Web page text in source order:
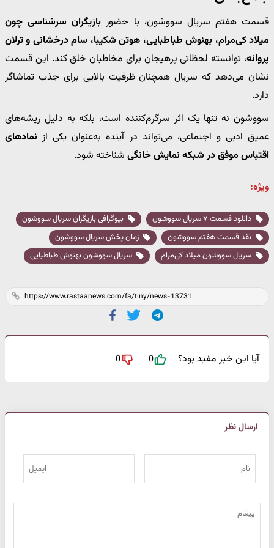
قسمت هفتم سریال سووشون، با حضور بازیگران سرشناسی چون
میلاد کی‌مرام، بهنوش طباطبایی، هوتن شکیبا، سام درخشانی و ترلان
پروانه، توانسته لحظاتی پرهیجان برای مخاطبان خلق کند. این قسمت
نشان می‌دهد که سریال همچنان ظرفیت بالایی برای جذب تماشاگر
دارد.
سووشون نه تنها یک اثر سرگرم‌کننده است، بلکه به دلیل ریشه‌های
عمیق ادبی و اجتماعی، می‌تواند در آینده به‌عنوان یکی از نمادهای
اقتباس موفق در شبکه نمایش خانگی شناخته شود.
ویژه:
دانلود قسمت ۷ سریال سووشون
بیوگرافی بازیگران سریال سووشون
نقد قسمت هفتم سووشون
زمان پخش سریال سووشون
سریال سووشون میلاد کی‌مرام
سریال سووشون بهنوش طباطبایی
آیا این خبر مفید بود؟ 0
0
ارسال نظر